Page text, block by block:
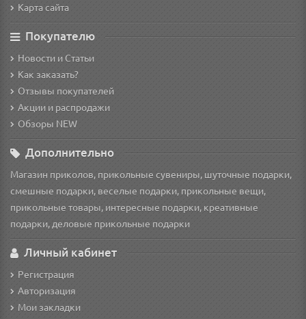
Карта сайта
Покупателю
Новости и Статьи
Как заказать?
Отзывы покупателей
Акции и распродажи
Обзоры NEW
Дополнительно
Магазин приколов, прикольные сувениры, шуточные подарки,
смешные подарки, веселые подарки, прикольные вещи,
прикольные товары, интересные подарки, креативные
подарки, деловые прикольные подарки
Личный кабинет
Регистрация
Авторизация
Мои закладки